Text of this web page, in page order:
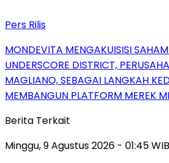
Pers Rilis
MONDEVITA MENGAKUISISI
UNDERSCORE DISTRICT,
MAGLIANO, SEBAGAI LANGKAH
MEMBANGUN PLATFORM MEREK
Berita Terkait
Minggu, 9 Agustus 2026 - 01:45 WIB